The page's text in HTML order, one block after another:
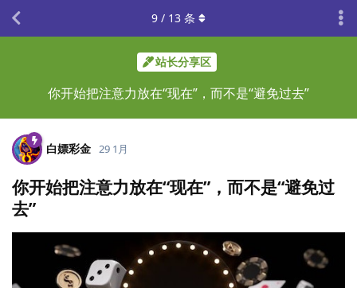
站长分享区
你开始把注意力放在“现在”，而不是“避免过去”
9 / 13 条
白嫖彩金 29 1月
你开始把注意力放在“现在”，而不是“避免过
去”